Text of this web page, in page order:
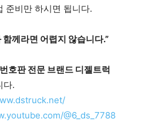
준비만 하시면 됩니다.
께라면 어렵지 않습니다.”
호판 전문 브랜드 디젤트럭
다.
@6_ds_7788